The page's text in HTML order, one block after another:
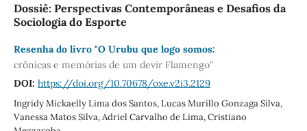
Dossiê: Perspectivas Contemporâneas e Desafios da
Sociologia do Esporte
Resenha do livro "O Urubu que logo somos:
crônicas e memórias de um devir Flamengo"
DOI: https://doi.org/10.70678/oxe.v2i3.2129
Ingridy Mickaelly Lima dos Santos, Lucas Murillo Gonzaga Silva,
Vanessa Matos Silva, Adriel Carvalho de Lima, Cristiano